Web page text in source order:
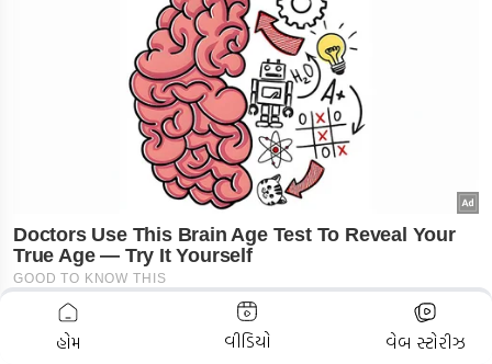
ADVERTISEMENT
હોમ વીડિયો વેબ સ્ટોરીઝ